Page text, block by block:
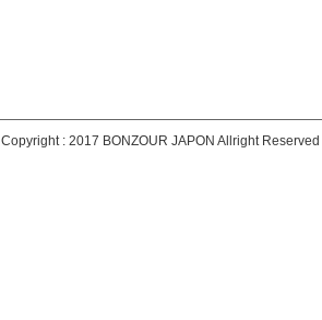
Copyright : 2017 BONZOUR JAPON Allright Reserved